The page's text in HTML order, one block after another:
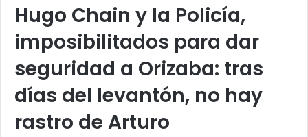
Hugo Chain y la Policía,
imposibilitados para dar
seguridad a Orizaba: tras
días del levantón, no hay
rastro de Arturo